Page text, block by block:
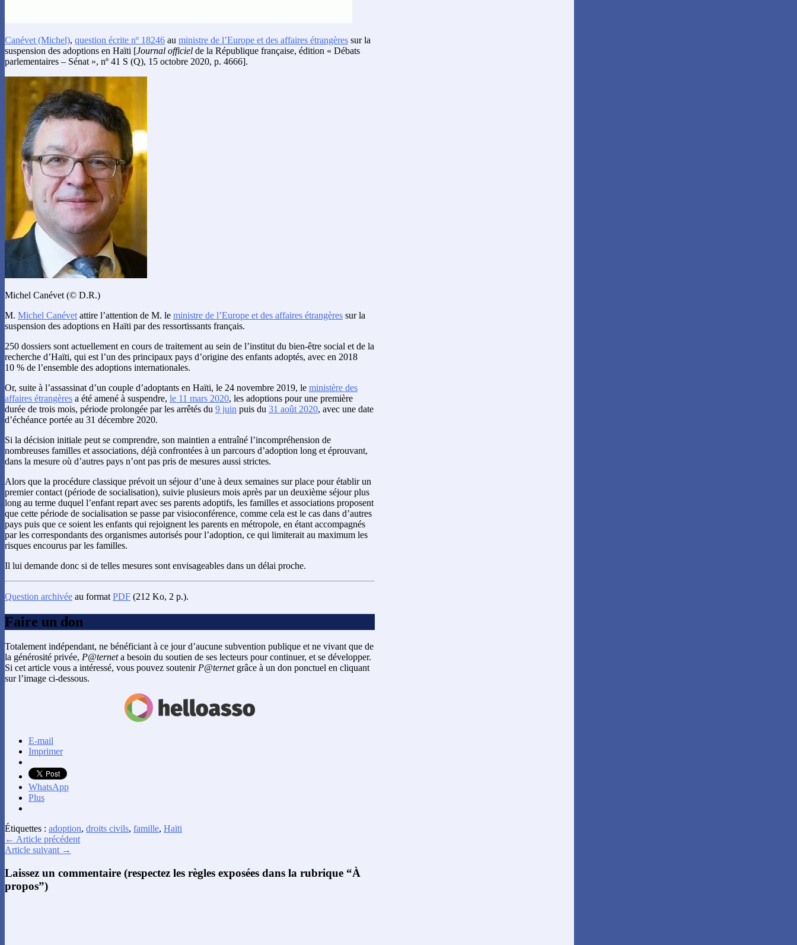
Canévet (Michel), question écrite nº 18246 au ministre de l’Europe et des affaires étrangères sur la
suspension des adoptions en Haïti [Journal officiel de la République française, édition « Débats
parlementaires – Sénat », nº 41 S (Q), 15 octobre 2020, p. 4666].
Michel Canévet (© D.R.)
M. Michel Canévet attire l’attention de M. le ministre de l’Europe et des affaires étrangères sur la
suspension des adoptions en Haïti par des ressortissants français.
250 dossiers sont actuellement en cours de traitement au sein de l’institut du bien-être social et de la
recherche d’Haïti, qui est l’un des principaux pays d’origine des enfants adoptés, avec en 2018
10 % de l’ensemble des adoptions internationales.
Or, suite à l’assassinat d’un couple d’adoptants en Haïti, le 24 novembre 2019, le ministère des
affaires étrangères a été amené à suspendre, le 11 mars 2020, les adoptions pour une première
durée de trois mois, période prolongée par les arrêtés du 9 juin puis du 31 août 2020, avec une date
d’échéance portée au 31 décembre 2020.
Si la décision initiale peut se comprendre, son maintien a entraîné l’incompréhension de
nombreuses familles et associations, déjà confrontées à un parcours d’adoption long et éprouvant,
dans la mesure où d’autres pays n’ont pas pris de mesures aussi strictes.
Alors que la procédure classique prévoit un séjour d’une à deux semaines sur place pour établir un
premier contact (période de socialisation), suivie plusieurs mois après par un deuxième séjour plus
long au terme duquel l’enfant repart avec ses parents adoptifs, les familles et associations proposent
que cette période de socialisation se passe par visioconférence, comme cela est le cas dans d’autres
pays puis que ce soient les enfants qui rejoignent les parents en métropole, en étant accompagnés
par les correspondants des organismes autorisés pour l’adoption, ce qui limiterait au maximum les
risques encourus par les familles.
Il lui demande donc si de telles mesures sont envisageables dans un délai proche.
Question archivée au format PDF (212 Ko, 2 p.).
Faire un don
Totalement indépendant, ne bénéficiant à ce jour d’aucune subvention publique et ne vivant que de
la générosité privée, P@terneta besoin du soutien de ses lecteurs pour continuer, et se développer.
Si cet article vous a intéressé, vous pouvez soutenirP@ternetgrâce à un don ponctuel en cliquant
sur l’image ci-dessous.
E-mail
Imprimer
WhatsApp
Plus
Étiquettes : adoption, droits civils, famille, Haïti
← Article précédent
Article suivant →
Laissez un commentaire (respectez les règles exposées dans la rubrique “À
propos”)